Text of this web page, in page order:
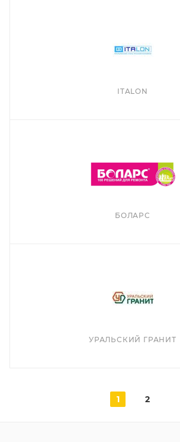
ITALON
БОЛАРС
УРАЛЬСКИЙ ГРАНИТ
1 2